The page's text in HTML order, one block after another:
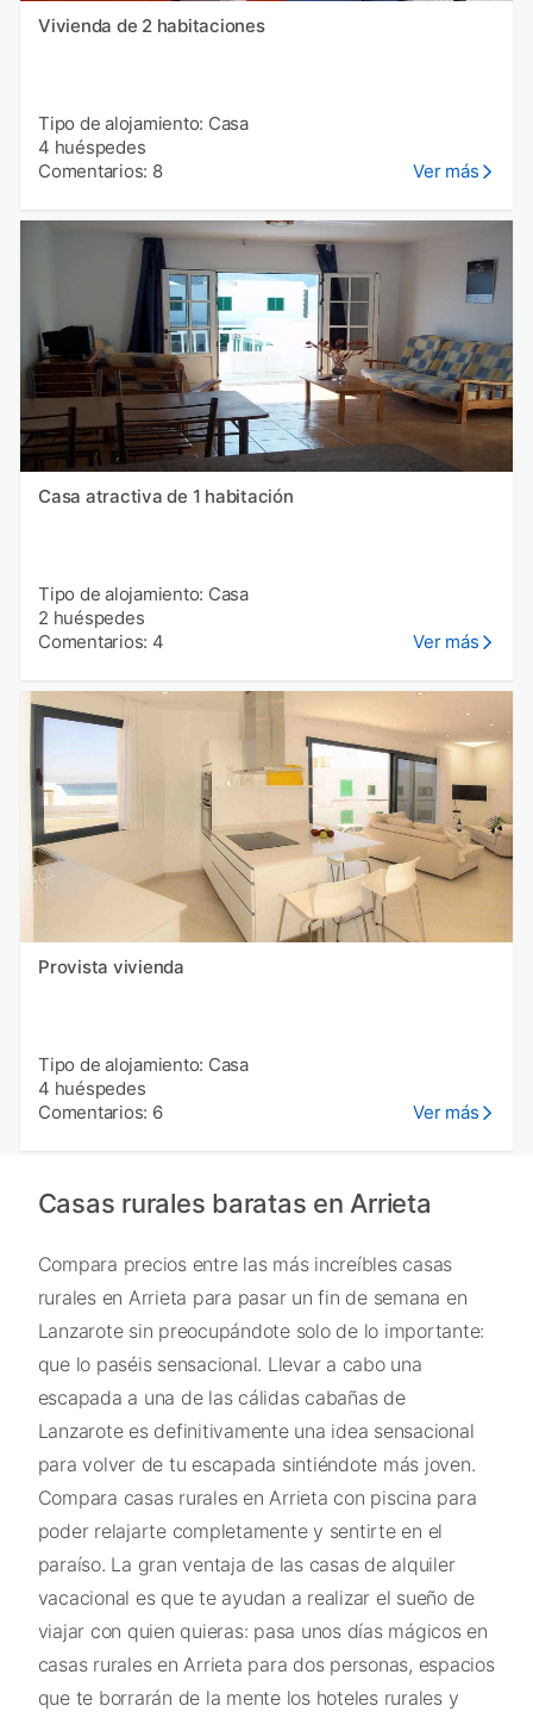
Vivienda de 2 habitaciones
Tipo de alojamiento: Casa
4 huéspedes
Comentarios: 8
Ver más
Casa atractiva de 1 habitación
Tipo de alojamiento: Casa
2 huéspedes
Comentarios: 4
Ver más
Provista vivienda
Tipo de alojamiento: Casa
4 huéspedes
Comentarios: 6
Ver más
Casas rurales baratas en Arrieta
Compara precios entre las más increíbles casas
rurales en Arrieta para pasar un fin de semana en
Lanzarote sin preocupándote solo de lo importante:
que lo paséis sensacional. Llevar a cabo una
escapada a una de las cálidas cabañas de
Lanzarote es definitivamente una idea sensacional
para volver de tu escapada sintiéndote más joven.
Compara casas rurales en Arrieta con piscina para
poder relajarte completamente y sentirte en el
paraíso. La gran ventaja de las casas de alquiler
vacacional es que te ayudan a realizar el sueño de
viajar con quien quieras: pasa unos días mágicos en
casas rurales en Arrieta para dos personas, espacios
que te borrarán de la mente los hoteles rurales y